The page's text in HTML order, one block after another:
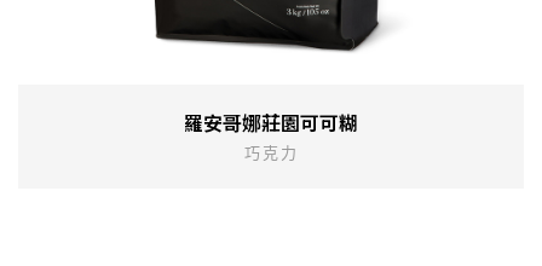
羅安哥娜莊園可可糊
巧克力